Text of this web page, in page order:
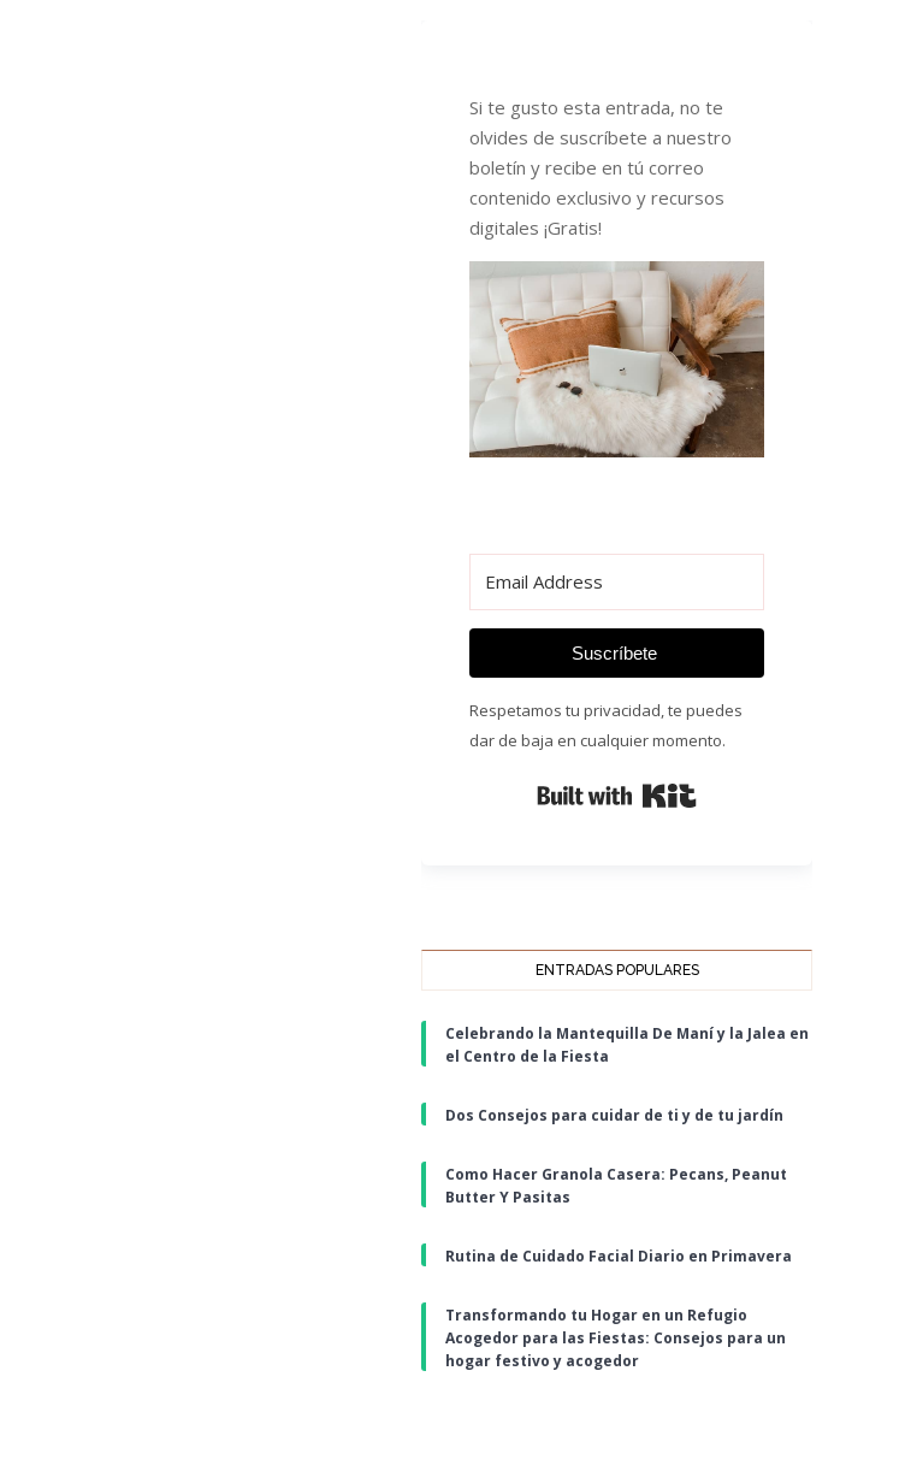
Si te gusto esta entrada, no te
olvides de suscríbete a nuestro
boletín y recibe en tú correo
contenido exclusivo y recursos
digitales ¡Gratis!
Suscríbete
Respetamos tu privacidad, te puedes
dar de baja en cualquier momento.
ENTRADAS POPULARES
Celebrando la Mantequilla De Maní y la Jalea en
el Centro de la Fiesta
Dos Consejos para cuidar de ti y de tu jardín
Como Hacer Granola Casera: Pecans, Peanut
Butter Y Pasitas
Rutina de Cuidado Facial Diario en Primavera
Transformando tu Hogar en un Refugio
Acogedor para las Fiestas: Consejos para un
hogar festivo y acogedor